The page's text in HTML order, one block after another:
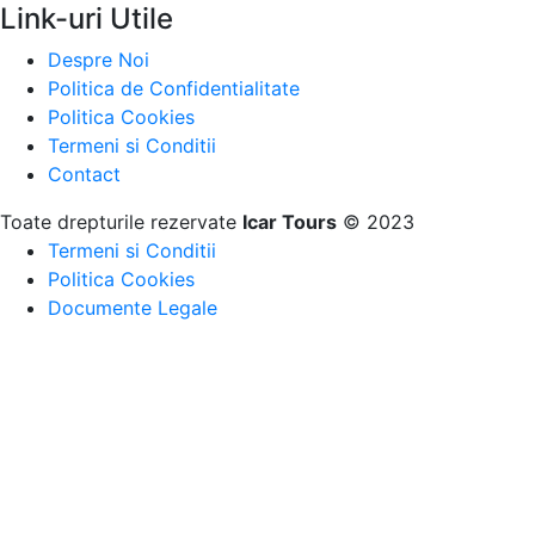
Link-uri Utile
Despre Noi
Politica de Confidentialitate
Politica Cookies
Termeni si Conditii
Contact
Toate drepturile rezervate Icar Tours © 2023
Termeni si Conditii
Politica Cookies
Documente Legale